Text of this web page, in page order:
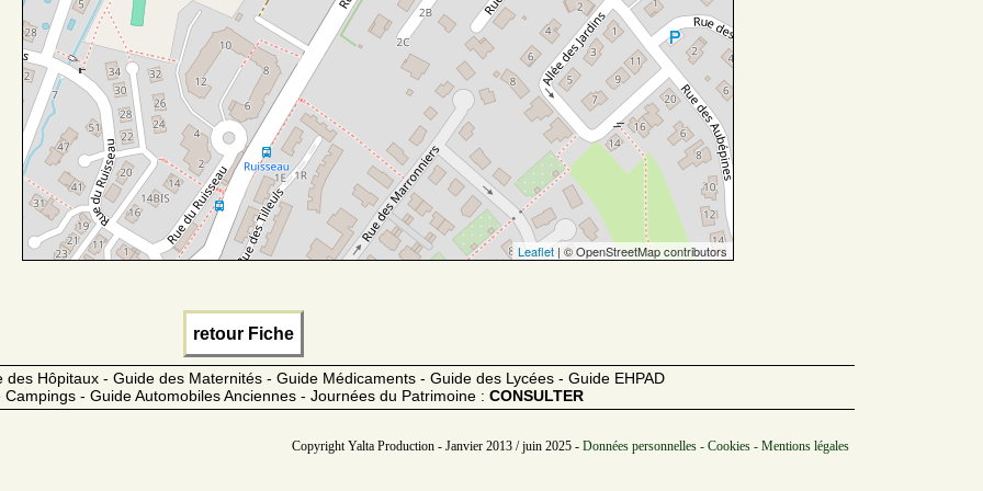
Leaflet| © OpenStreetMap contributors
retour Fiche
Hôpitaux - Guide des Maternités - Guide Médicaments - Guide des Lycées - Guide EHPAD
- Guide Automobiles Anciennes - Journées du Patrimoine : CONSULTER
Copyright Yalta Production - Janvier 2013 / juin 2025 - Données personnelles - Cookies - Mentions légales